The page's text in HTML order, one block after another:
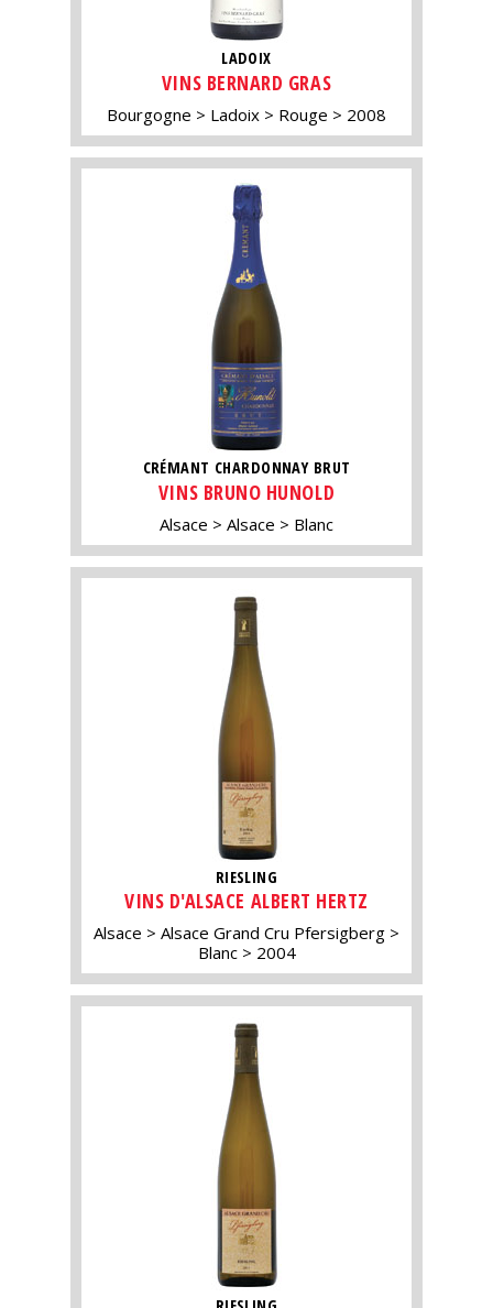
LADOIX
VINS BERNARD GRAS
Bourgogne Ladoix Rouge 2008
CRÉMANT CHARDONNAY BRUT
VINS BRUNO HUNOLD
Alsace Alsace Blanc
RIESLING
VINS D'ALSACE ALBERT HERTZ
Alsace
Alsace Grand Cru Pfersigberg
Blanc
2004